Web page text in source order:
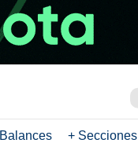
Balances + Secciones